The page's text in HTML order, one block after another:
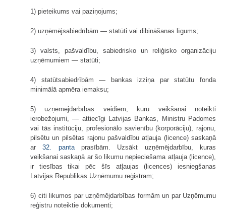
1) pieteikums vai paziņojums;
2) uzņēmējsabiedrībām — statūti vai dibināšanas līgums;
3) valsts, pašvaldību, sabiedrisko un reliģisko organizāciju
uzņēmumiem — statūti;
4) statūtsabiedrībām — bankas izziņa par statūtu fonda
minimālā apmēra iemaksu;
5) uzņēmējdarbības veidiem, kuru veikšanai noteikti
ierobežojumi, — attiecīgi Latvijas Bankas, Ministru Padomes
vai tās institūciju, profesionālo savienību (korporāciju), rajonu,
pilsētu un pilsētas rajonu pašvaldību atļauja (licence) saskaņā
ar32. pantaprasībām. Uzsākt uzņēmējdarbību, kuras
veikšanai saskaņā ar šo likumu nepieciešama atļauja (licence),
ir tiesības tikai pēc šīs atļaujas (licences) iesniegšanas
Latvijas Republikas Uzņēmumu reģistram;
6) citi likumos par uzņēmējdarbības formām un par Uzņēmumu
reģistru noteiktie dokumenti;